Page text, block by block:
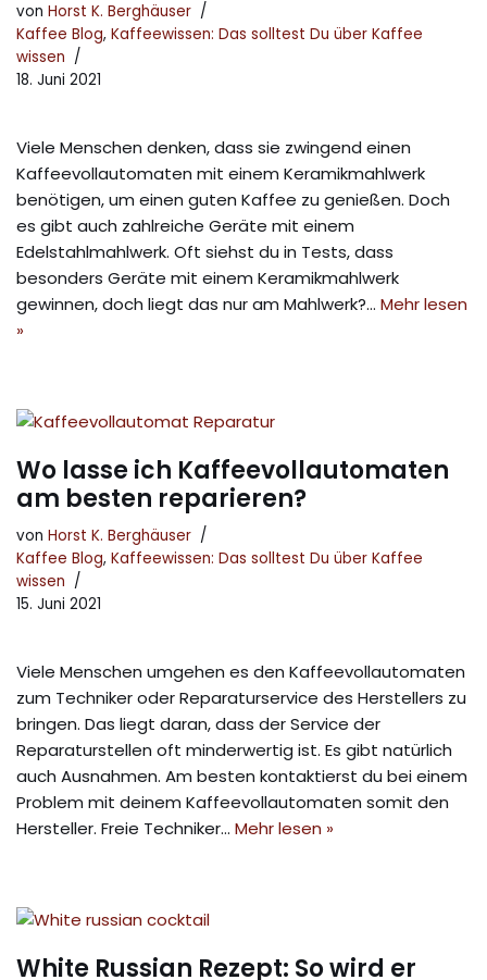
von Horst K. Berghäuser
Kaffee Blog, Kaffeewissen: Das solltest Du über Kaffee
wissen
18. Juni 2021
Viele Menschen denken, dass sie zwingend einen
Kaffeevollautomaten mit einem Keramikmahlwerk
benötigen, um einen guten Kaffee zu genießen. Doch
es gibt auch zahlreiche Geräte mit einem
Edelstahlmahlwerk. Oft siehst du in Tests, dass
besonders Geräte mit einem Keramikmahlwerk
gewinnen, doch liegt das nur am Mahlwerk?… Mehr lesen
»
Wo lasse ich Kaffeevollautomaten
am besten reparieren?
von Horst K. Berghäuser
Kaffee Blog, Kaffeewissen: Das solltest Du über Kaffee
wissen
15. Juni 2021
Viele Menschen umgehen es den Kaffeevollautomaten
zum Techniker oder Reparaturservice des Herstellers zu
bringen. Das liegt daran, dass der Service der
Reparaturstellen oft minderwertig ist. Es gibt natürlich
auch Ausnahmen. Am besten kontaktierst du bei einem
Problem mit deinem Kaffeevollautomaten somit den
Hersteller. Freie Techniker… Mehr lesen »
White Russian Rezept: So wird er